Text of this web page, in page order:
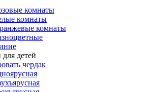
комнаты
комнаты
комнаты
для детей
чердак